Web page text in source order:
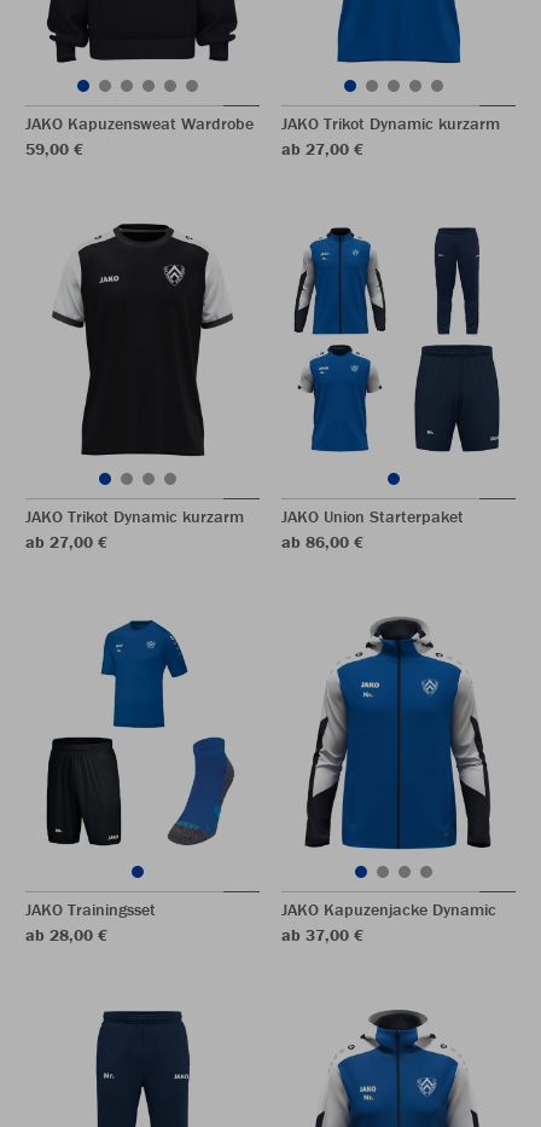
JAKO Kapuzensweat Wardrobe
59,00 €
JAKO Trikot Dynamic kurzarm
ab 27,00 €
JAKO Trikot Dynamic kurzarm
ab 27,00 €
JAKO Union Starterpaket
ab 86,00 €
JAKO Trainingsset
ab 28,00 €
JAKO Kapuzenjacke Dynamic
ab 37,00 €